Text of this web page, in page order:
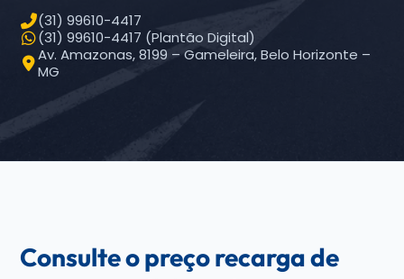
(31) 99610-4417
(31) 99610-4417 (Plantão Digital)
Av. Amazonas, 8199 – Gameleira, Belo Horizonte –
MG
Consulte o preço recarga de